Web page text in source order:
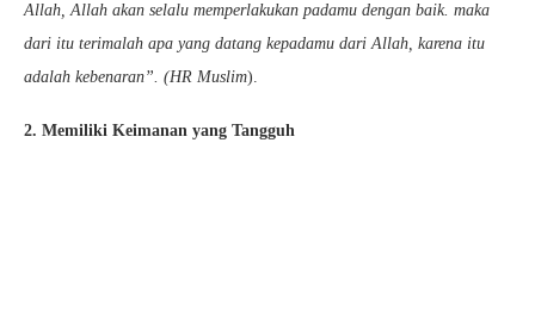
Allah, Allah akan selalu memperlakukan padamu dengan baik. maka
dari itu terimalah apa yang datang kepadamu dari Allah, karena itu
adalah kebenaran”. (HR Muslim).
2. Memiliki Keimanan yang Tangguh